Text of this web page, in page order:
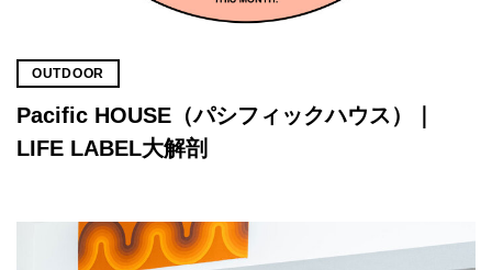
OUTDOOR
Pacific HOUSE（パシフィックハウス）｜
LIFE LABEL大解剖